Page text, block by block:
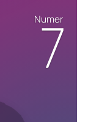
Numer
7